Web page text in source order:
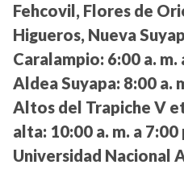
Fehcovil, Flores de
Higueros, Nueva
Caralampio: 6:00 a. m.
Aldea Suyapa: 8:00 a.
Altos del Trapiche V
alta: 10:00 a. m. a 7:00
Universidad Nacional